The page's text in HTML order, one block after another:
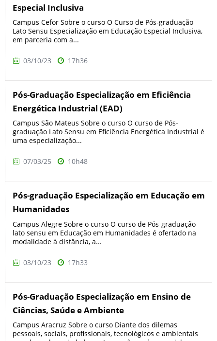
Especial Inclusiva
Campus Cefor Sobre o curso O Curso de Pós-graduação
Lato Sensu Especialização em Educação Especial Inclusiva,
em parceria com a...
03/10/23 17h36
Pós-Graduação Especialização em Eficiência
Energética Industrial (EAD)
Campus São Mateus Sobre o curso O curso de Pós-
graduação Lato Sensu em Eficiência Energética Industrial é
uma especialização...
07/03/25 10h48
Pós-graduação Especialização em Educação em
Humanidades
Campus Alegre Sobre o curso O curso de Pós-graduação
lato sensu em Educação em Humanidades é ofertado na
modalidade à distância, a...
03/10/23 17h33
Pós-Graduação Especialização em Ensino de
Ciências, Saúde e Ambiente
Campus Aracruz Sobre o curso Diante dos dilemas
pessoais, sociais, profissionais, tecnológicos e ambientais